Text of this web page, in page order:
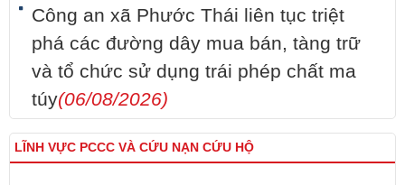
Công an xã Phước Thái liên tục triệt
phá các đường dây mua bán, tàng trữ
và tổ chức sử dụng trái phép chất ma
túy(06/08/2026)
LĨNH VỰC PCCC VÀ CỨU NẠN CỨU HỘ